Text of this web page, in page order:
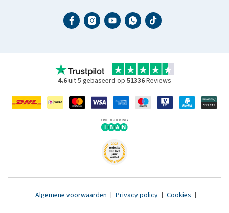
4.6uit 5 gebaseerd op 51336Reviews
Algemene voorwaarden | Privacy policy | Cookies |